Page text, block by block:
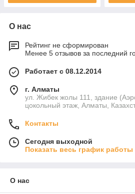
О нас
Рейтинг не сформирован
Менее 5 отзывов за последний
Работает с 08.12.2014
г. Алматы
ул. Жибек жолы 111, здание
цокольный этаж, Алматы,
Контакты
Сегодня выходной
Показать весь график работы
О нас